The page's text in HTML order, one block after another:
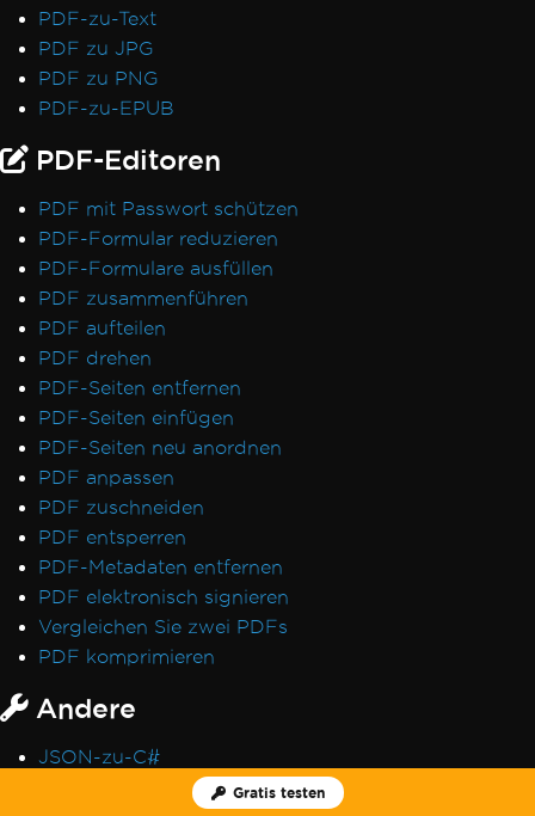
Gratis testen
PDF-zu-Text
PDF zu JPG
PDF zu PNG
PDF-zu-EPUB
PDF-Editoren
PDF mit Passwort schützen
PDF-Formular reduzieren
PDF-Formulare ausfüllen
PDF zusammenführen
PDF aufteilen
PDF drehen
PDF-Seiten entfernen
PDF-Seiten einfügen
PDF-Seiten neu anordnen
PDF anpassen
PDF zuschneiden
PDF entsperren
PDF-Metadaten entfernen
PDF elektronisch signieren
Vergleichen Sie zwei PDFs
PDF komprimieren
Andere
JSON-zu-C#
PDF-Metadaten extrahieren